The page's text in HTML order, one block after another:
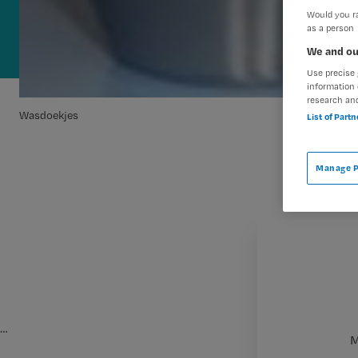
Wasdoekjes
…
Would you
as a person
We and
Use
information
research
List of
Manage